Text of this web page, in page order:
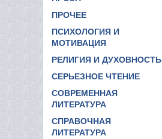
ПРОЧЕЕ
ПСИХОЛОГИЯ И
МОТИВАЦИЯ
РЕЛИГИЯ И ДУХОВНОСТЬ
СЕРЬЕЗНОЕ ЧТЕНИЕ
СОВРЕМЕННАЯ
ЛИТЕРАТУРА
СПРАВОЧНАЯ
ЛИТЕРАТУРА